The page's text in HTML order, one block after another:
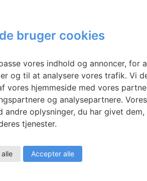
bruger cookies
vores indhold og annoncer, for
og til at analysere vores trafik. Vi
vores hjemmeside med vores
og analysepartnere.
andre oplysninger, du har givet
tjenester.
Accepter alle